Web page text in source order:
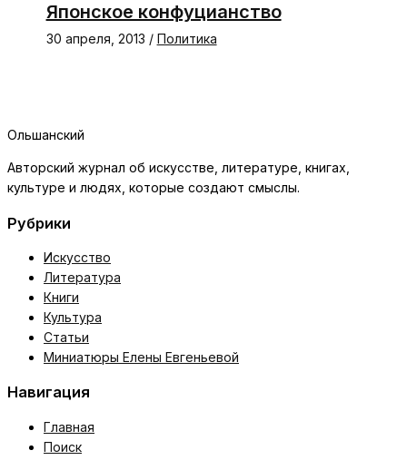
Японское конфуцианство
30 апреля, 2013 / Политика
Ольшанский
Авторский журнал об искусстве, литературе, книгах,
культуре и людях, которые создают смыслы.
Рубрики
Искусство
Литература
Книги
Культура
Статьи
Миниатюры Елены Евгеньевой
Навигация
Главная
Поиск